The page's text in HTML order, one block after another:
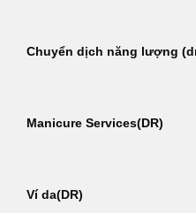
Chuyển dịch năng lượng
Manicure Services(DR)
Ví da(DR)